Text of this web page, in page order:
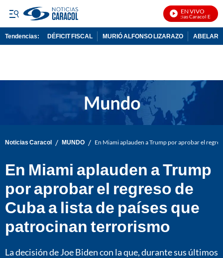
EN VIVO
Noticias Caracol En Vivo
Tendencias: DÉFICIT FISCAL MURIÓ ALFONSO LIZARAZO
Noticias Caracol / MUNDO / En Miami aplauden a Trump por aprobar el
En Miami aplauden a Trump
por aprobar el regreso de
Cuba a lista de países que
patrocinan terrorismo
La decisión de Joe Biden con la que, durante sus últimos